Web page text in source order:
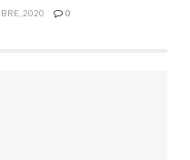
2020 0